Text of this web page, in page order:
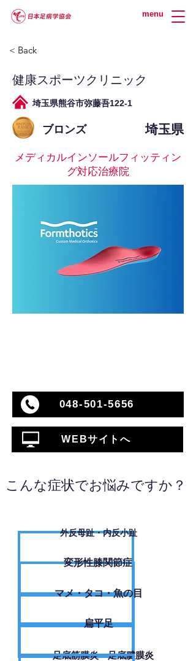
menu
< Back
健康スポーツクリニック
埼玉県熊谷市弥藤吾122-1
ブロンズ 埼玉県
メディカルインソールフィッティン
グ対応治療院
048-501-5656
WEBサイトへ
こんな症状でお悩みですか？
外反母趾・内反小趾
変形性膝関節症
​マメ・タコ・魚の目
扁平足
足底筋膜炎・足底腱膜炎